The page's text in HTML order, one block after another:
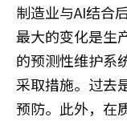
制造业与AI结合
最大的变化是生
的预测性维护系
采取措施。过去
预防。此外，在